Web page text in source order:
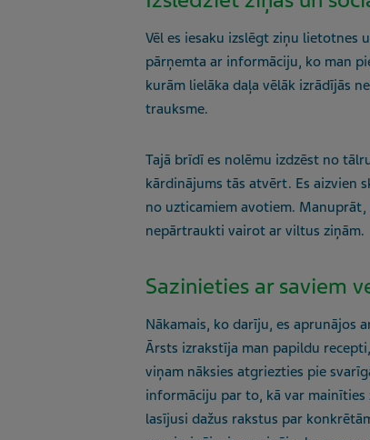
Vēl es iesaku izslēgt ziņu lietotnes
pārņemta ar informāciju, ko man
kurām lielāka daļa vēlāk izrādījās
trauksme.
Tajā brīdī es nolēmu izdzēst no
kārdinājums tās atvērt. Es aizvien
no uzticamiem avotiem.
nepārtraukti vairot ar viltus ziņām.
Sazinieties ar saviem
Nākamais, ko darīju, es aprunājos
Ārsts izrakstīja man papildu
viņam nāksies atgriezties pie
informāciju par to, kā var
lasījusi dažus rakstus par